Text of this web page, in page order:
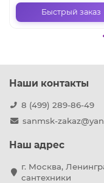
Быстрый заказ
Наши контакты
8 (499) 289-86-49
sanmsk-
Наш адрес
г. Москва,
сантехники